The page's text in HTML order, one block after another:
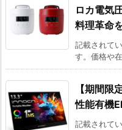
ロカ電気
料理革命
記載されて
す。価格や
【期間
性能有機
記載されて